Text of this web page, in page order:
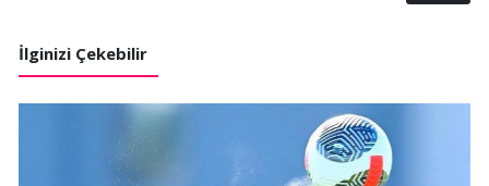
İlginizi Çekebilir